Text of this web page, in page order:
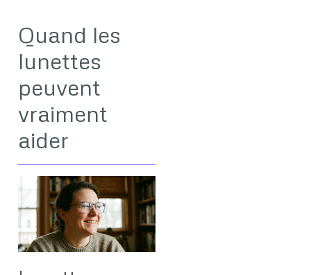
Quand les
lunettes
peuvent
vraiment
aider